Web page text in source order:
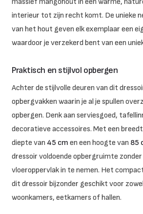
massief mangohout in een warme,
interieur tot zijn recht komt. De unieke
van het hout geven elk exemplaar een
waardoor je verzekerd bent van een
Praktisch en stijlvol opbergen
Achter de stijlvolle deuren van dit
opbergvakken waarin je al je spullen
opbergen. Denk aan serviesgoed,
decoratieve accessoires. Met een
diepte van 45 cm en een hoogte van 85
dressoir voldoende opbergruimte
vloeroppervlak in te nemen. Het
dit dressoir bijzonder geschikt voor
woonkamers, eetkamers of hallen.